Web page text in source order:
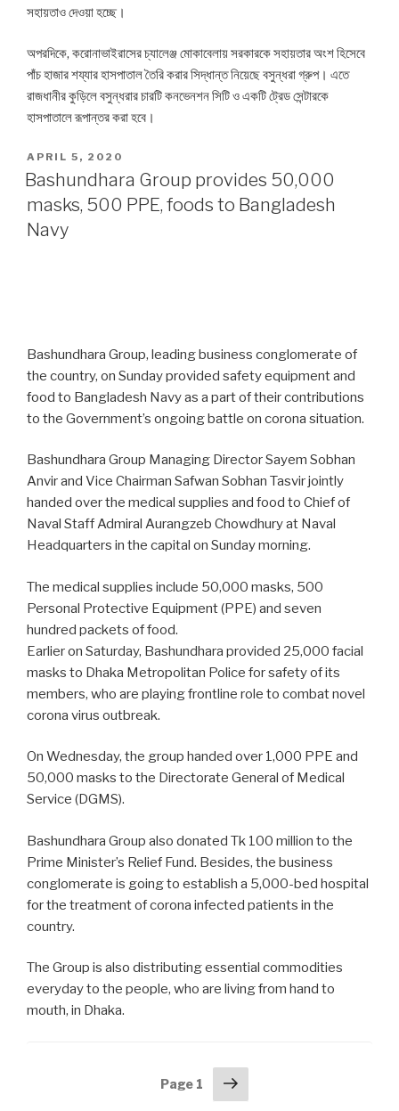
সহায়তাও দেওয়া হচ্ছে।
অপরদিকে, করোনাভাইরাসের চ্যালেঞ্জ মোকাবেলায় সরকারকে সহায়তার অংশ হিসেবে
পাঁচ হাজার শয্যার হাসপাতাল তৈরি করার সিদ্ধান্ত নিয়েছে বসুন্ধরা গ্রুপ। এতে
রাজধানীর কুড়িলে বসুন্ধরার চারটি কনভেনশন সিটি ও একটি ট্রেড সেন্টারকে
হাসপাতালে রূপান্তর করা হবে।
POSTED
ON
APRIL 5, 2020
Bashundhara Group provides 50,000
masks, 500 PPE, foods to Bangladesh
Navy
Bashundhara Group, leading business conglomerate of
the country, on Sunday provided safety equipment and
food to Bangladesh Navy as a part of their contributions
to the Government’s ongoing battle on corona situation.
Bashundhara Group Managing Director Sayem Sobhan
Anvir and Vice Chairman Safwan Sobhan Tasvir jointly
handed over the medical supplies and food to Chief of
Naval Staff Admiral Aurangzeb Chowdhury at Naval
Headquarters in the capital on Sunday morning.
The medical supplies include 50,000 masks, 500
Personal Protective Equipment (PPE) and seven
hundred packets of food.
Earlier on Saturday, Bashundhara provided 25,000 facial
masks to Dhaka Metropolitan Police for safety of its
members, who are playing frontline role to combat novel
corona virus outbreak.
On Wednesday, the group handed over 1,000 PPE and
50,000 masks to the Directorate General of Medical
Service (DGMS).
Bashundhara Group also donated Tk 100 million to the
Prime Minister’s Relief Fund. Besides, the business
conglomerate is going to establish a 5,000-bed hospital
for the treatment of corona infected patients in the
country.
The Group is also distributing essential commodities
everyday to the people, who are living from hand to
mouth, in Dhaka.
Page 1
Next
page